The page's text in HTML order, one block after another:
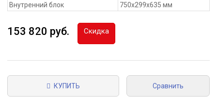
Внутренний блок
750x299x635 мм
153 820 руб. Скидка
КУПИТЬ Сравнить